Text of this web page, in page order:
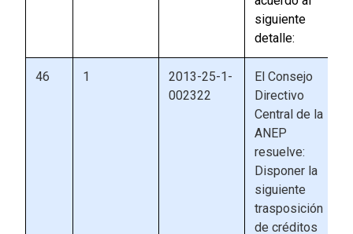
siguiente
detalle:
46 1
2013-25-1-
002322
El Consejo
Directivo
Central de la
ANEP
resuelve:
Disponer la
siguiente
trasposición
de créditos